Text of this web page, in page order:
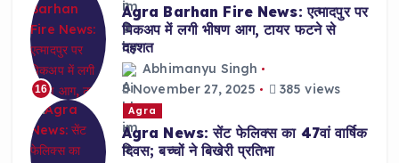
16
Agra Barhan Fire News: एत्मादपुर पर
पिकअप में लगी भीषण आग, टायर फटने से
दहशत
Abhimanyu Singh
November 27, 2025
385 views
Agra
Agra News: सेंट फेलिक्स का 47वां वार्षिक
दिवस; बच्चों ने बिखेरी प्रतिभा